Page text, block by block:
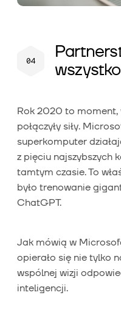
wszystko
Rok 2020 to
połączyły siły.
superkomputer
z pięciu najszybszych
tamtym czasie. To
było trenowanie
ChatGPT.
Jak mówią w
opierało się nie tylko
wspólnej wizji
inteligencji.